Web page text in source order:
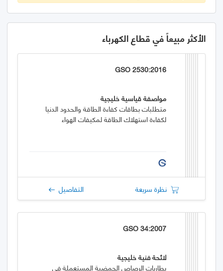
الأكثر مبيعاً في قطاع الكهرباء
GSO 2530:2016
مواصفة قياسية خليجية
متطلبات بطاقات كفاءة الطاقة والحدود الدنيا
لكفاءة استهلاك الطاقة لمكيفات الهواء
نظرة سريعة التفاصيل
GSO 34:2007
لائحة فنية خليجية
بطاريات الرصاص الحمضية المستعملة في